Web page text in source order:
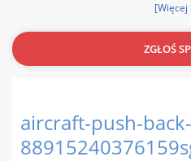
[Więcej
ZGŁOŚ
aircraft-push-back-